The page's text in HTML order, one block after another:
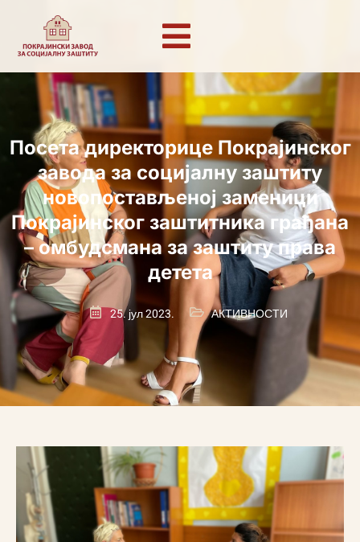
Посета директорице Покрајинског
завода за социјалну заштиту
новопостављеној заменици
Покрајинског заштитника грађана
– омбудсмана за заштиту права
детета
25. јул 2023. АКТИВНОСТИ